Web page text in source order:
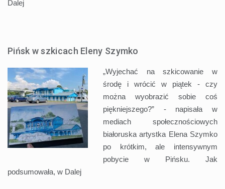
Dalej
Pińsk w szkicach Eleny Szymko
„Wyjechać na szkicowanie w
środę i wrócić w piątek - czy
można wyobrazić sobie coś
piękniejszego?” - napisała w
mediach społecznościowych
białoruska artystka Elena Szymko
po krótkim, ale intensywnym
pobycie w Pińsku. Jak
podsumowała, w Dalej